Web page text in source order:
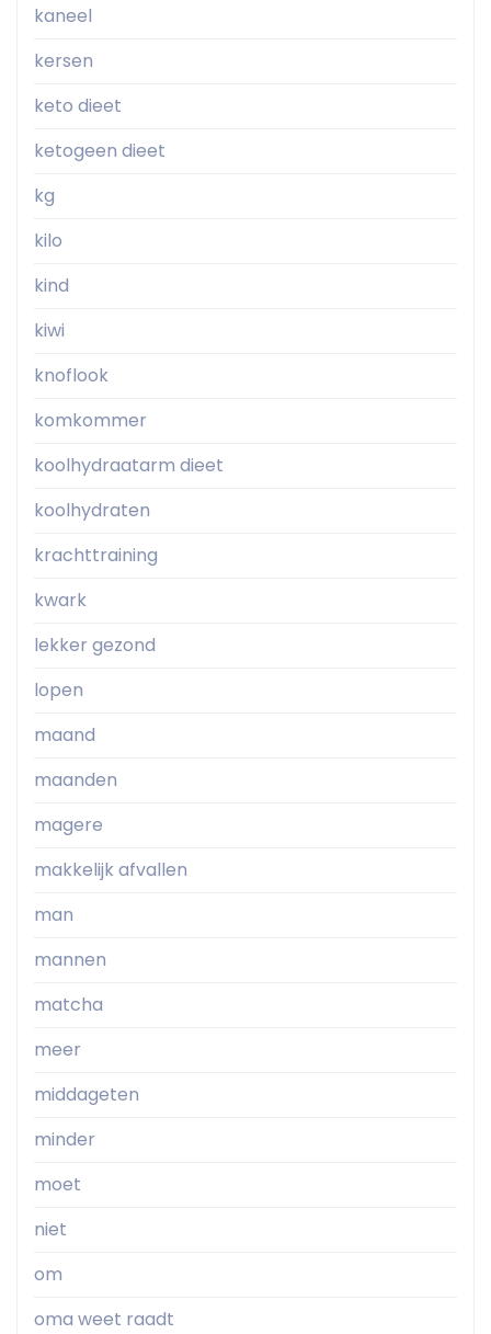
kaneel
kersen
keto dieet
ketogeen dieet
kg
kilo
kind
kiwi
knoflook
komkommer
koolhydraatarm dieet
koolhydraten
krachttraining
kwark
lekker gezond
lopen
maand
maanden
magere
makkelijk afvallen
man
mannen
matcha
meer
middageten
minder
moet
niet
om
oma weet raadt